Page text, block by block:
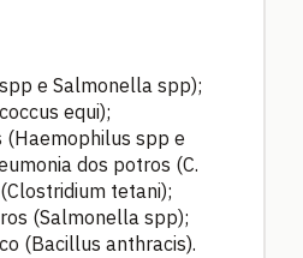
e Salmonella spp);
equi);
(Haemophilus spp e
dos potros (C.
tetani);
(Salmonella spp);
(Bacillus anthracis).